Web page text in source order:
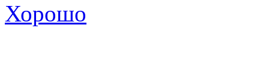
Хорошо